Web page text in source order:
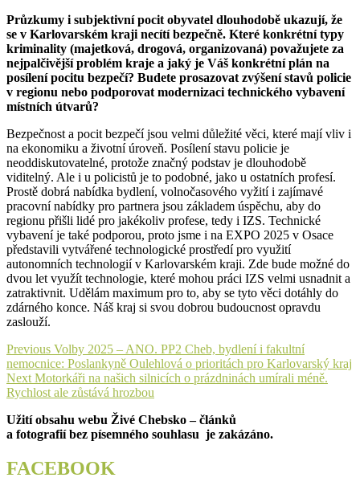
Průzkumy i subjektivní pocit obyvatel dlouhodobě ukazují, že
se v Karlovarském kraji necítí bezpečně. Které konkrétní typy
kriminality (majetková, drogová, organizovaná) považujete za
nejpalčivější problém kraje a jaký je Váš konkrétní plán na
posílení pocitu bezpečí? Budete prosazovat zvýšení stavů policie
v regionu nebo podporovat modernizaci technického vybavení
místních útvarů?
Bezpečnost a pocit bezpečí jsou velmi důležité věci, které mají vliv i
na ekonomiku a životní úroveň. Posílení stavu policie je
neoddiskutovatelné, protože značný podstav je dlouhodobě
viditelný. Ale i u policistů je to podobné, jako u ostatních profesí.
Prostě dobrá nabídka bydlení, volnočasového vyžití i zajímavé
pracovní nabídky pro partnera jsou základem úspěchu, aby do
regionu přišli lidé pro jakékoliv profese, tedy i IZS. Technické
vybavení je také podporou, proto jsme i na EXPO 2025 v Osace
představili vytvářené technologické prostředí pro využití
autonomních technologií v Karlovarském kraji. Zde bude možné do
dvou let využít technologie, které mohou práci IZS velmi usnadnit a
zatraktivnit. Udělám maximum pro to, aby se tyto věci dotáhly do
zdárného konce. Náš kraj si svou dobrou budoucnost opravdu
zaslouží.
Navigace
pro
příspěvek
Previous Previous
post:
Volby 2025 – ANO. PP2 Cheb, bydlení i fakultní
nemocnice: Poslankyně Oulehlová o prioritách pro Karlovarský kraj
Next Next
post:
Motorkáři na našich silnicích o prázdninách umírali méně.
Rychlost ale zůstává hrozbou
Užití obsahu webu Živé Chebsko – článků
a fotografií bez písemného souhlasu je zakázáno.
FACEBOOK